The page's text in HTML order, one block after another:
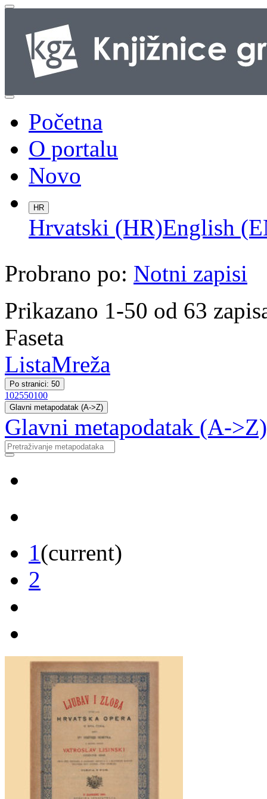
Početna
O portalu
Novo
HR
Hrvatski (HR)English
Probrano po: Notni zapisi
Prikazano 1-50 od 63
Faseta
ListaMreža
Po stranici: 50
102550100
Glavni metapodatak (A->Z)
Glavni metapodatak (A->Z)
1(current)
2